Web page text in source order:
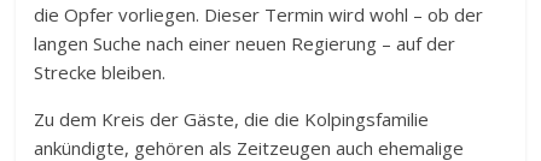
die Opfer vorliegen. Dieser Termin wird wohl – ob der
langen Suche nach einer neuen Regierung – auf der
Strecke bleiben.
Zu dem Kreis der Gäste, die die Kolpingsfamilie
ankündigte, gehören als Zeitzeugen auch ehemalige